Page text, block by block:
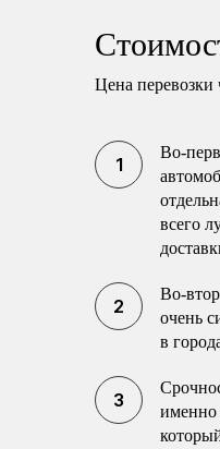
Цена перевозки
Во-
всего
Во-
очень
в
именно